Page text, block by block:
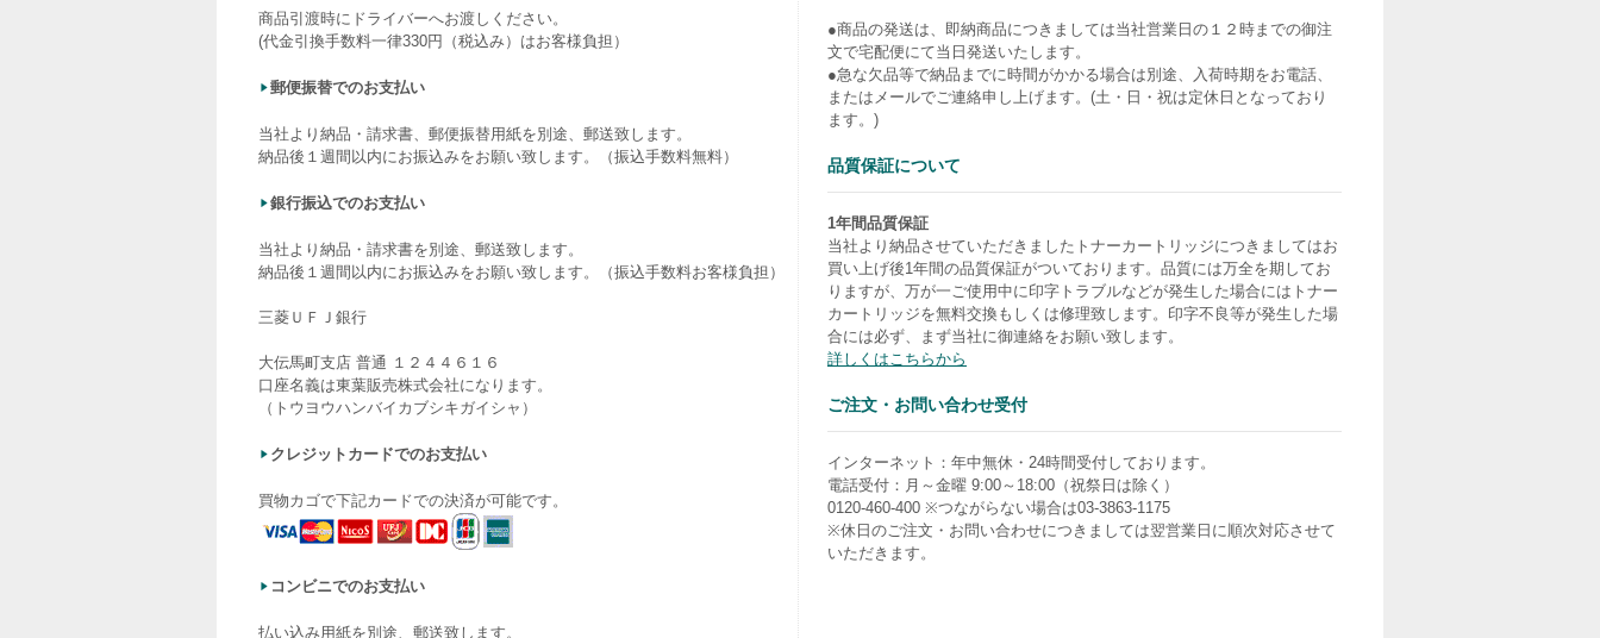
商品引渡時にドライバーへお渡しください。
(代金引換手数料一律330円（税込み）はお客様負担）
郵便振替でのお支払い
当社より納品・請求書、郵便振替用紙を別途、郵送致します。
納品後１週間以内にお振込みをお願い致します。（振込手数料無料）
銀行振込でのお支払い
当社より納品・請求書を別途、郵送致します。
納品後１週間以内にお振込みをお願い致します。（振込手数料お客様負担）
三菱ＵＦＪ銀行
大伝馬町支店 普通 １２４４６１６
口座名義は東葉販売株式会社になります。
（トウヨウハンバイカブシキガイシャ）
クレジットカードでのお支払い
買物カゴで下記カードでの決済が可能です。
コンビニでのお支払い
払い込み用紙を別途、郵送致します。
●商品の発送は、即納商品につきましては当社営業日の１２時までの御注
文で宅配便にて当日発送いたします。
●急な欠品等で納品までに時間がかかる場合は別途、入荷時期をお電話、
またはメールでご連絡申し上げます。(土・日・祝は定休日となっており
ます。)
品質保証について
1年間品質保証
当社より納品させていただきましたトナーカートリッジにつきましてはお
買い上げ後1年間の品質保証がついております。品質には万全を期してお
りますが、万が一ご使用中に印字トラブルなどが発生した場合にはトナー
カートリッジを無料交換もしくは修理致します。印字不良等が発生した場
合には必ず、まず当社に御連絡をお願い致します。
詳しくはこちらから
ご注文・お問い合わせ受付
インターネット：年中無休・24時間受付しております。
電話受付：月～金曜 9:00～18:00（祝祭日は除く）
0120-460-400 ※つながらない場合は03-3863-1175
※休日のご注文・お問い合わせにつきましては翌営業日に順次対応させて
いただきます。